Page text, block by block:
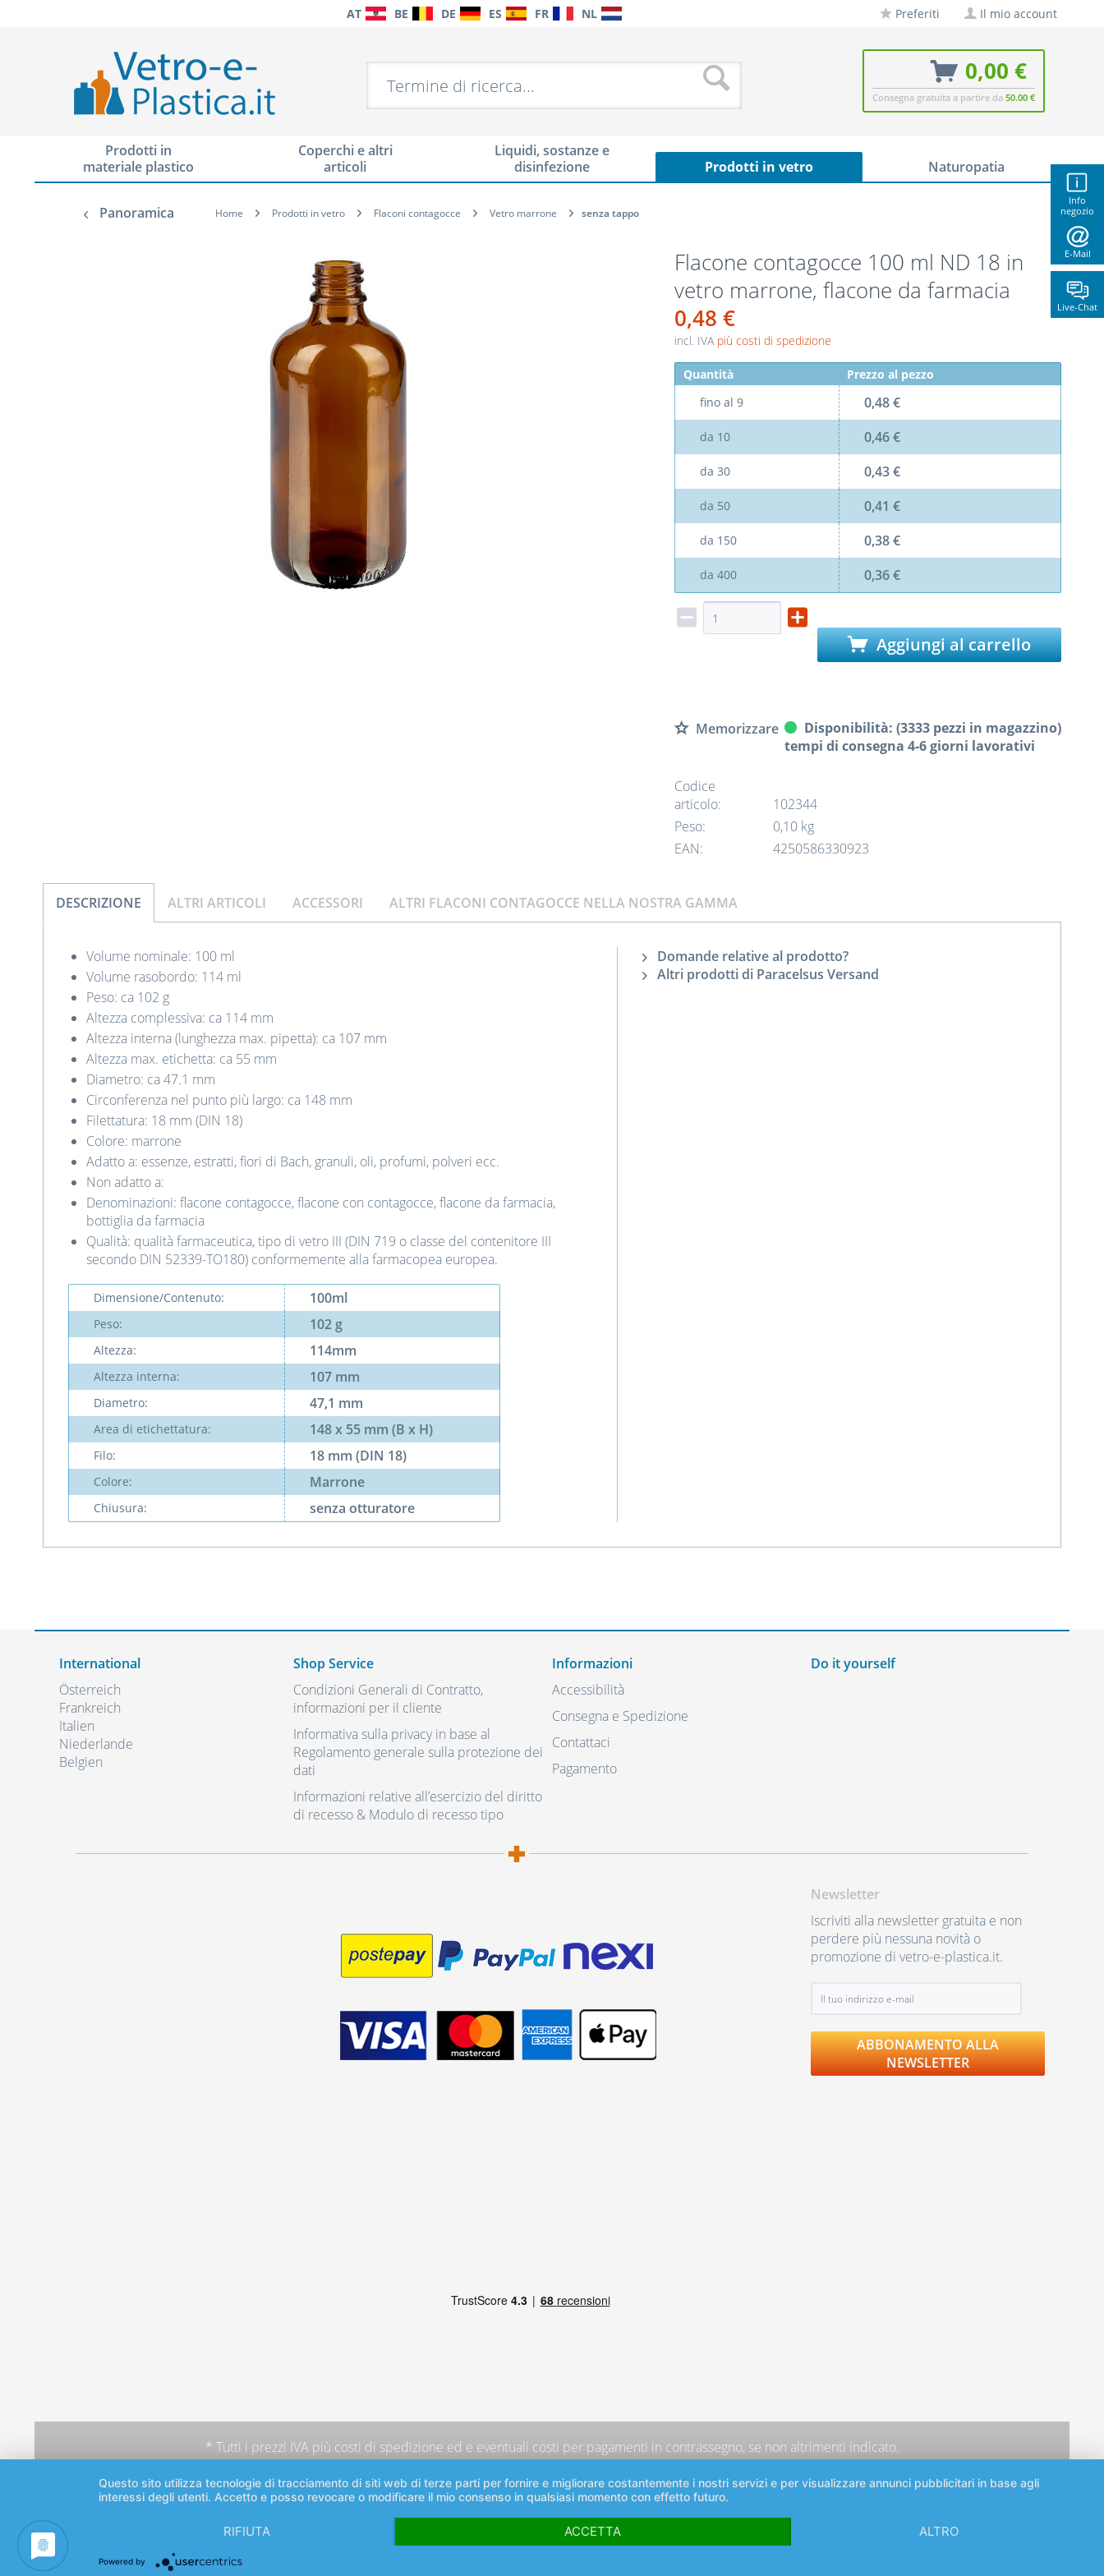
Info
negozio
E-Mail
Live-Chat
AT BE DE ES FR NL Preferiti Il mio account
0,00 €
Consegna gratuita a partire da 50.00 €
Prodotti in
materiale plastico
Coperchi e altri
articoli
Liquidi, sostanze e
disinfezione
Prodotti in vetro Naturopatia
Panoramica Home Prodotti in vetro Flaconi contagocce Vetro marrone senza tappo
Flacone contagocce 100 ml ND 18 in
vetro marrone, flacone da farmacia
0,48 €
incl. IVA più costi di spedizione
Quantità
Prezzo al pezzo
fino al 9 0,48 €
da 10 0,46 €
da 30 0,43 €
da 50 0,41 €
da 150 0,38 €
da 400 0,36 €
Aggiungi al carrello
Memorizzare
Disponibilità: (3333 pezzi in magazzino)
tempi di consegna 4-6 giorni lavorativi
Codice
articolo:
102344
Peso:
0,10 kg
EAN:
4250586330923
DESCRIZIONE ALTRI ARTICOLI ACCESSORI ALTRI FLACONI CONTAGOCCE NELLA NOSTRA GAMMA
Volume nominale: 100 ml
Volume rasobordo: 114 ml
Peso: ca 102 g
Altezza complessiva: ca 114 mm
Altezza interna (lunghezza max. pipetta): ca 107 mm
Altezza max. etichetta: ca 55 mm
Diametro: ca 47.1 mm
Circonferenza nel punto più largo: ca 148 mm
Filettatura: 18 mm (DIN 18)
Colore: marrone
Adatto a: essenze, estratti, fiori di Bach, granuli, oli, profumi, polveri ecc.
Non adatto a:
Denominazioni: flacone contagocce, flacone con contagocce, flacone da farmacia,
bottiglia da farmacia
Qualità: qualità farmaceutica, tipo di vetro III (DIN 719 o classe del contenitore III
secondo DIN 52339-TO180) conformemente alla farmacopea europea.
Dimensione/Contenuto: 100ml
Peso: 102 g
Altezza: 114mm
Altezza interna: 107 mm
Diametro: 47,1 mm
Area di etichettatura: 148 x 55 mm (B x H)
Filo: 18 mm (DIN 18)
Colore: Marrone
Chiusura: senza otturatore
Domande relative al prodotto?
Altri prodotti di Paracelsus Versand
International
Österreich
Frankreich
Italien
Niederlande
Belgien
Shop Service
Condizioni Generali di Contratto,
informazioni per il cliente
Informativa sulla privacy in base al
Regolamento generale sulla protezione dei
dati
Informazioni relative all’esercizio del diritto
di recesso & Modulo di recesso tipo
Informazioni
Accessibilità
Consegna e Spedizione
Contattaci
Pagamento
Do it yourself
Newsletter
Iscriviti alla newsletter gratuita e non
perdere più nessuna novità o
promozione di vetro-e-plastica.it.
ABBONAMENTO ALLA
NEWSLETTER
* Tutti i prezzi IVA più costi di spedizione ed e eventuali costi per pagamenti in contrassegno, se non altrimenti indicato.
Questo sito utilizza tecnologie di tracciamento di siti web di terze parti per fornire e migliorare costantemente i nostri servizi e per visualizzare annunci pubblicitari in base agli
interessi degli utenti. Accetto e posso revocare o modificare il mio consenso in qualsiasi momento con effetto futuro.
RIFIUTA ACCETTA ALTRO
Powered by